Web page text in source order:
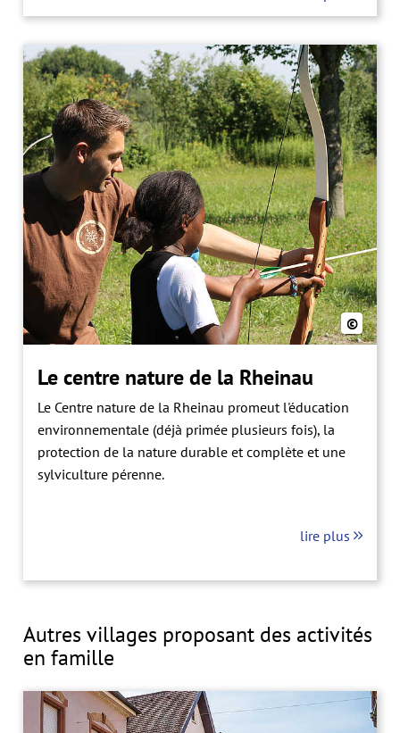
©
Le centre nature de la Rheinau
Le Centre nature de la Rheinau promeut l'éducation
environnementale (déjà primée plusieurs fois), la
protection de la nature durable et complète et une
sylviculture pérenne.
lire plus
Autres villages proposant des activités
en famille